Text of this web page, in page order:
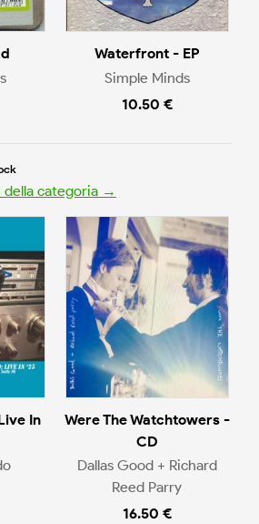
Waterfront - EP
Simple Minds
10.50 €
categoria →
In
Were The Watchtowers -
CD
Dallas Good + Richard
Reed Parry
16.50 €